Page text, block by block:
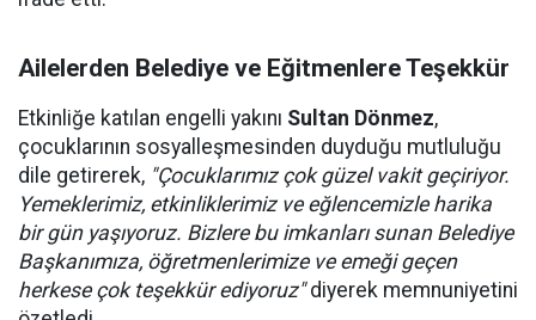
Ailelerden Belediye ve Eğitmenlere Teşekkür
Etkinliğe katılan engelli yakını Sultan Dönmez,
çocuklarının sosyalleşmesinden duyduğu mutluluğu
dile getirerek, "Çocuklarımız çok güzel vakit geçiriyor.
Yemeklerimiz, etkinliklerimiz ve eğlencemizle harika
bir gün yaşıyoruz. Bizlere bu imkanları sunan Belediye
Başkanımıza, öğretmenlerimize ve emeği geçen
herkese çok teşekkür ediyoruz"diyerek memnuniyetini